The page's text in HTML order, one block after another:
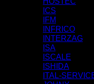
ICS
IFM
INFRICO
INTERZAG
ISA
ISCALE
ISHIDA
ITAL-